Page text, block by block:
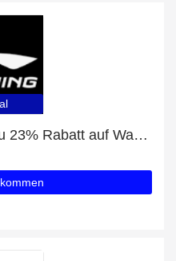
24 Stunden Aktion! Bis zu 23% Rabatt auf Wade All City 11 V2 "Dreamer"